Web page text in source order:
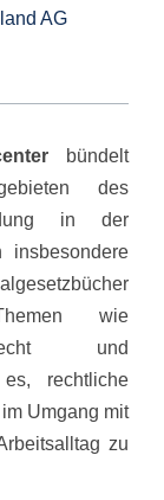
bündelt
des
in der
insbesondere
wie
und
rechtliche
Umgang mit
zu